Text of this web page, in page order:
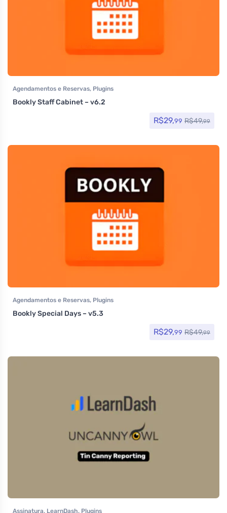
Agendamentos e Reservas, Plugins
Bookly Staff Cabinet – v6.2
R$29,99 R$49,99
Agendamentos e Reservas, Plugins
Bookly Special Days – v5.3
R$29,99 R$49,99
Assinatura, LearnDash, Plugins